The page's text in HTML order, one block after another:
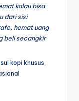
kalau bisa
dari sisi
hemat uang
beli secangkir
kopi khusus,